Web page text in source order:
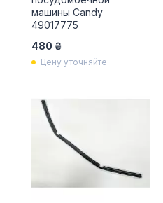
машины Candy
49017775
480 ₴
Цену уточняйте